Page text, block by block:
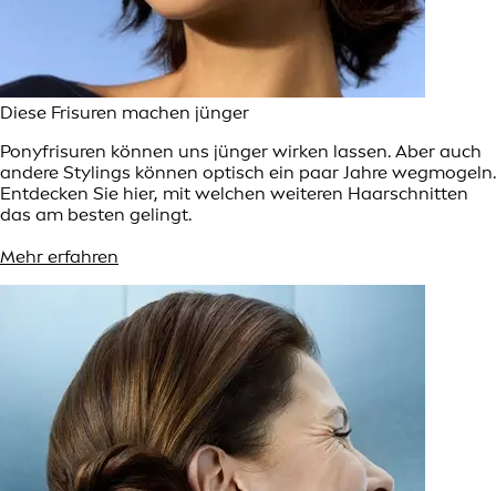
Diese Frisuren machen jünger
Ponyfrisuren können uns jünger wirken lassen. Aber auch
andere Stylings können optisch ein paar Jahre wegmogeln.
Entdecken Sie hier, mit welchen weiteren Haarschnitten
das am besten gelingt.
Mehr erfahren